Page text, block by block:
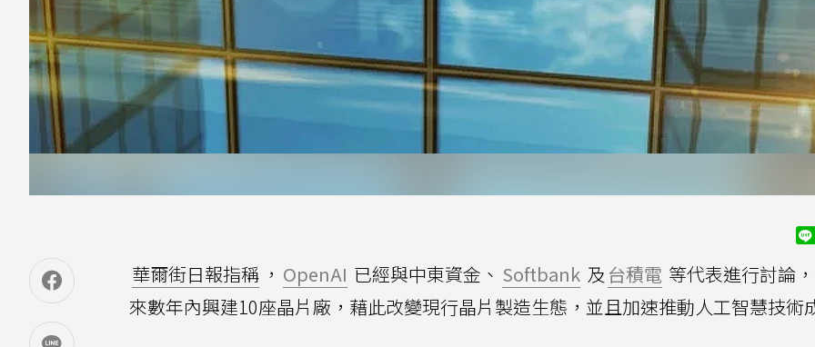
華爾街日報指稱 ， OpenAI 已經與中東資金、 Softbank 及 台積電 等代表進行討論
來數年內興建10座晶片廠，藉此改變現行晶片製造生態，並且加速推動人工智慧技術